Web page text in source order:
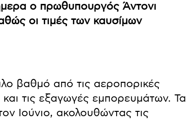
ο πρωθυπουργός Άντονι
οι τιμές των καυσίμων
βαθμό από τις αεροπορικές
τις εξαγωγές εμπορευμάτων. Τα
Ιούνιο, ακολουθώντας τις